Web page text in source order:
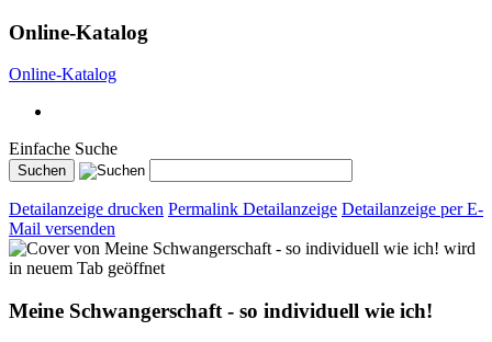
Online-Katalog
Online-Katalog
Einfache Suche
Detailanzeige drucken Permalink Detailanzeige Detailanzeige per E-
Mail versenden
wird
in neuem Tab geöffnet
Meine Schwangerschaft - so individuell wie ich!